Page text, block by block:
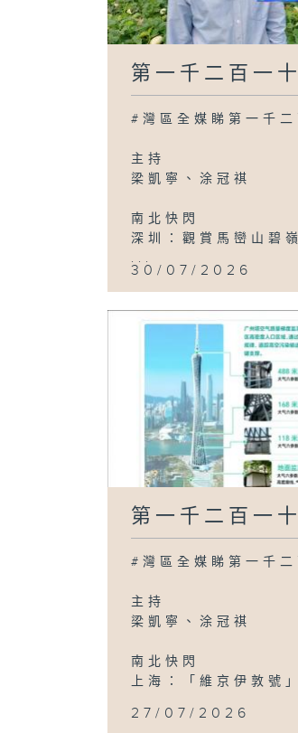
第一千二百一
#灣區全媒睇第一千二
主持
梁凱寧、涂冠祺
南北快閃
深圳：觀賞馬巒山碧
...
30/07/2026
第一千二百一
#灣區全媒睇第一千二
主持
梁凱寧、涂冠祺
南北快閃
上海：「維京伊敦號
27/07/2026